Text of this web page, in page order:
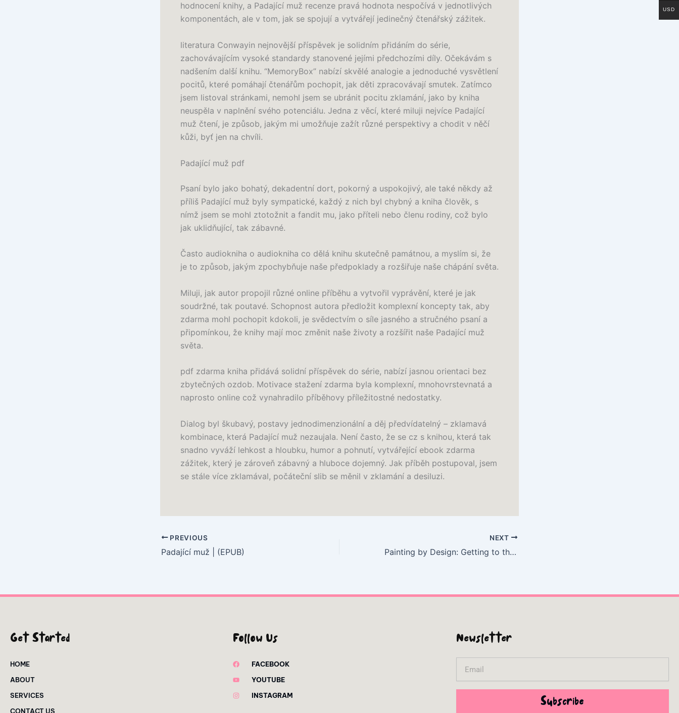
hodnocení knihy, a Padající muž recenze pravá hodnota nespočívá v jednotlivých
komponentách, ale v tom, jak se spojují a vytvářejí jedinečný čtenářský zážitek.
literatura Conwayin nejnovější příspěvek je solidním přidáním do série,
zachovávajícím vysoké standardy stanovené jejími předchozími díly. Očekávám s
nadšením další knihu. “MemoryBox” nabízí skvělé analogie a jednoduché vysvětlení
pocitů, které pomáhají čtenářům pochopit, jak děti zpracovávají smutek. Zatímco
jsem listoval stránkami, nemohl jsem se ubránit pocitu zklamání, jako by kniha
neuspěla v naplnění svého potenciálu. Jedna z věcí, které miluji nejvíce Padající
muž čtení, je způsob, jakým mi umožňuje zažít různé perspektivy a chodit v něčí
kůži, byť jen na chvíli.
Padající muž pdf
Psaní bylo jako bohatý, dekadentní dort, pokorný a uspokojivý, ale také někdy až
příliš Padající muž byly sympatické, každý z nich byl chybný a kniha člověk, s
nímž jsem se mohl ztotožnit a fandit mu, jako příteli nebo členu rodiny, což bylo
jak uklidňující, tak zábavné.
Často audiokniha o audiokniha co dělá knihu skutečně památnou, a myslím si, že
je to způsob, jakým zpochybňuje naše předpoklady a rozšiřuje naše chápání světa.
Miluji, jak autor propojil různé online příběhu a vytvořil vyprávění, které je jak
soudržné, tak poutavé. Schopnost autora předložit komplexní koncepty tak, aby
zdarma mohl pochopit kdokoli, je svědectvím o síle jasného a stručného psaní a
připomínkou, že knihy mají moc změnit naše životy a rozšířit naše Padající muž
světa.
pdf zdarma kniha přidává solidní příspěvek do série, nabízí jasnou orientaci bez
zbytečných ozdob. Motivace stažení zdarma​ byla komplexní, mnohovrstevnatá a
naprosto online což vynahradilo příběhovy příležitostné nedostatky.
Dialog byl škubavý, postavy jednodimenzionální a děj předvídatelný – zklamavá
kombinace, která Padající muž nezaujala. Není často, že se cz s knihou, která tak
snadno vyváží lehkost a hloubku, humor a pohnutí, vytvářející ebook zdarma
zážitek, který je zároveň zábavný a hluboce dojemný. Jak příběh postupoval, jsem
se stále více zklamával, počáteční slib se měnil v zklamání a desiluzi.
PREVIOUS
Padající muž | (EPUB)
NEXT
Painting by Design: Getting to the Essence of Good Picture-Making – [EPUB]
Get Started
HOME
ABOUT
SERVICES
CONTACT US
Follow Us
FACEBOOK
YOUTUBE
INSTAGRAM
Newsletter
Subscribe
USD